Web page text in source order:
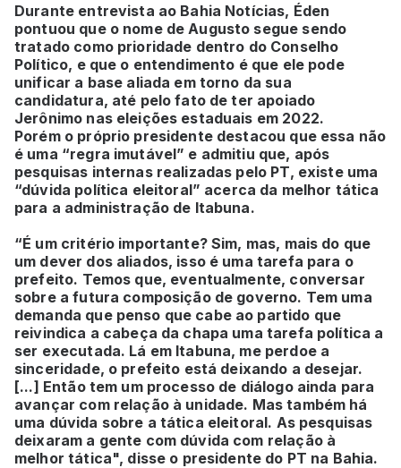
Durante entrevista ao Bahia Notícias, Éden
pontuou que o nome de Augusto segue sendo
tratado como prioridade dentro do Conselho
Político, e que o entendimento é que ele pode
unificar a base aliada em torno da sua
candidatura, até pelo fato de ter apoiado
Jerônimo nas eleições estaduais em 2022.
Porém o próprio presidente destacou que essa não
é uma “regra imutável” e admitiu que, após
pesquisas internas realizadas pelo PT, existe uma
“dúvida política eleitoral” acerca da melhor tática
para a administração de Itabuna.
“É um critério importante? Sim, mas, mais do que
um dever dos aliados, isso é uma tarefa para o
prefeito. Temos que, eventualmente, conversar
sobre a futura composição de governo. Tem uma
demanda que penso que cabe ao partido que
reivindica a cabeça da chapa uma tarefa política a
ser executada. Lá em Itabuna, me perdoe a
sinceridade, o prefeito está deixando a desejar.
[...] Então tem um processo de diálogo ainda para
avançar com relação à unidade. Mas também há
uma dúvida sobre a tática eleitoral. As pesquisas
deixaram a gente com dúvida com relação à
melhor tática", disse o presidente do PT na Bahia.